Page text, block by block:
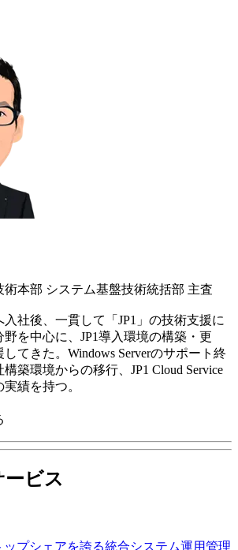
術本部 システム基盤技術統括部 主査
入社後、一貫して「JP1」の技術支援に
を中心に、JP1導入環境の構築・更
てきた。Windows Serverのサポート終
築環境からの移行、JP1 Cloud Service
績を持つ。
ービス
ップシェアを誇る統合システム運用管理